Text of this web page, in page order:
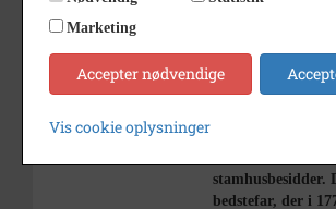
besvær aflæses.
150 år siden var
Mårslet
stamhusbesidder.
bedstefar, der i
Marketing
Accepter nødvendige
Vis cookie oplysninger